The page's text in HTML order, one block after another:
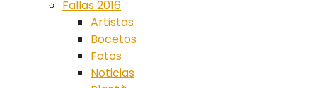
Fallas 2016
Artistas
Bocetos
Fotos
Noticias